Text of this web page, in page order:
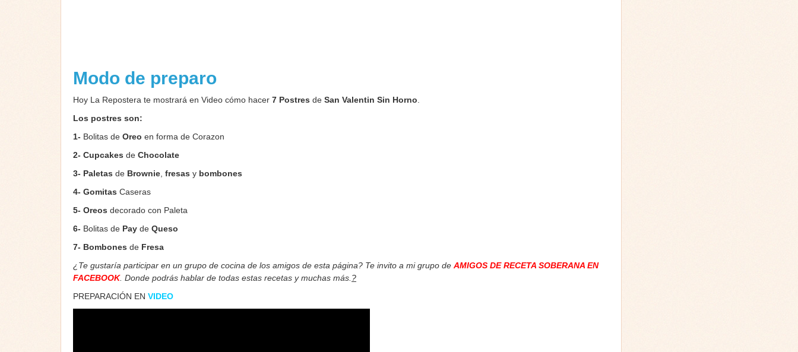
Modo de preparo
Hoy La Repostera te mostrará en Video cómo hacer 7 Postres de San Valentin Sin Horno
Los postres son:
1- Bolitas de Oreo en forma de Corazon
2- Cupcakes de Chocolate
3- Paletas de Brownie fresas y bombones
4- Gomitas Caseras
5- Oreos decorado con Paleta
6- Bolitas de Pay de Queso
7- Bombones de Fresa
¿Te gustaría participar en un grupo de cocina de los amigos de esta página? Te invito a mi grupo de AMIGOS DE RECETA SOBERANA EN
FACEBOOK. Donde podrás hablar de todas estas recetas y muchas más. ?
PREPARACIÓN EN VIDEO